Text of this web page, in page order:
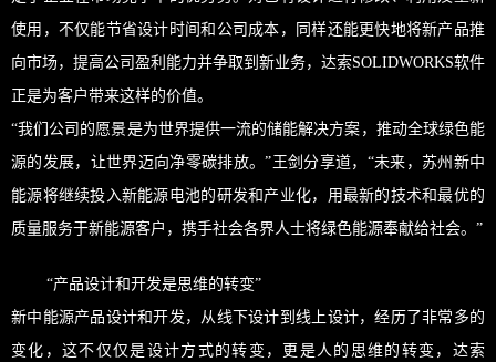
使用，不仅能节省设计时间和公司成本，同样还能更快地将新产品推
向市场，提高公司盈利能力并争取到新业务，达索SOLIDWORKS软件
正是为客户带来这样的价值。
“我们公司的愿景是为世界提供一流的储能解决方案，推动全球绿色能
源的发展，让世界迈向净零碳排放。”王剑分享道，“未来，苏州新中
能源将继续投入新能源电池的研发和产业化，用最新的技术和最优的
质量服务于新能源客户，携手社会各界人士将绿色能源奉献给社会。”
“产品设计和开发是思维的转变”
新中能源产品设计和开发，从线下设计到线上设计，经历了非常多的
变化，这不仅仅是设计方式的转变，更是人的思维的转变，达索